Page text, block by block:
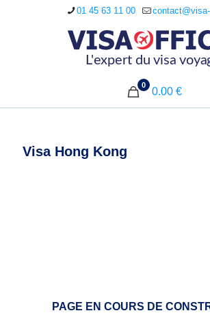
01 45 63 11 00
0
0.00 €
Visa Hong Kong
PAGE EN COURS DE